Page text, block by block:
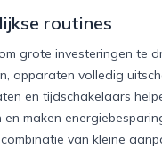
routines
grote investeringen te
apparaten volledig
en tijdschakelaars
maken
van kleine